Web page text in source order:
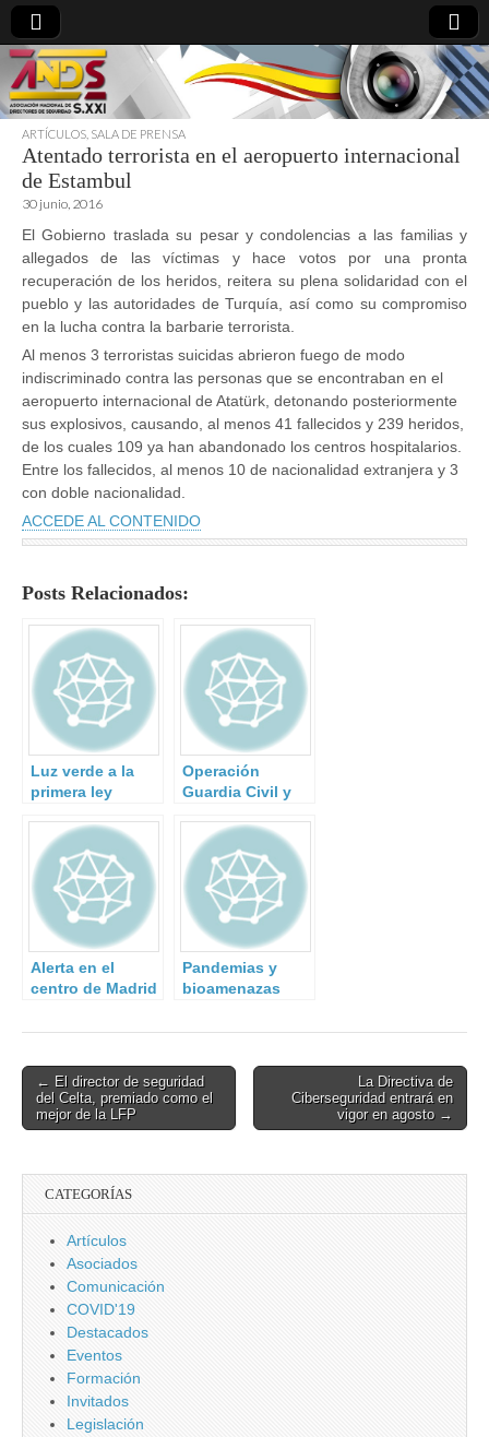
directoresdeseguridad.es
ARTÍCULOS SALA DE PRENSA
Atentado terrorista en el aeropuerto internacional
de Estambul
30 junio, 2016
El Gobierno traslada su pesar y condolencias a las familias y
allegados de las víctimas y hace votos por una pronta
recuperación de los heridos, reitera su plena solidaridad con el
pueblo y las autoridades de Turquía, así como su compromiso
en la lucha contra la barbarie terrorista.
Al menos 3 terroristas suicidas abrieron fuego de modo
indiscriminado contra las personas que se encontraban en el
aeropuerto internacional de Atatürk, detonando posteriormente
sus explosivos, causando, al menos 41 fallecidos y 239 heridos,
de los cuales 109 ya han abandonado los centros hospitalarios.
Entre los fallecidos, al menos 10 de nacionalidad extranjera y 3
con doble nacionalidad.
ACCEDE AL CONTENIDO
Posts Relacionados:
Luz verde a la
primera ley
ciberseguridad.
Operación
Guardia Civil y
Alerta en el
centro de Madrid
de material
contenedor.
Pandemias y
bioamenazas
siglo XXI
Post
navigation
← El director de seguridad
del Celta, premiado como el
mejor de la LFP
La Directiva de
Ciberseguridad entrará en
vigor en agosto →
CATEGORÍAS
Artículos
Asociados
Comunicación
COVID'19
Destacados
Eventos
Formación
Invitados
Legislación